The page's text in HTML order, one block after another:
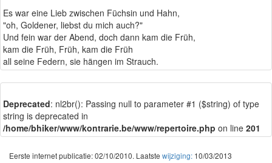
Es war eine Lieb zwischen Füchsin und Hahn,
"oh, Goldener, liebst du mich auch?"
Und fein war der Abend, doch dann kam die Früh,
kam die Früh, Früh, kam die Früh
all seine Federn, sie hängen im Strauch.
Deprecated: nl2br(): Passing null to parameter #1 ($string) of type
string is deprecated in
/home/bhiker/www/kontrarie.be/www/repertoire.php on line 201
Eerste internet publicatie: 02/10/2010. Laatste wijziging: 10/03/2013